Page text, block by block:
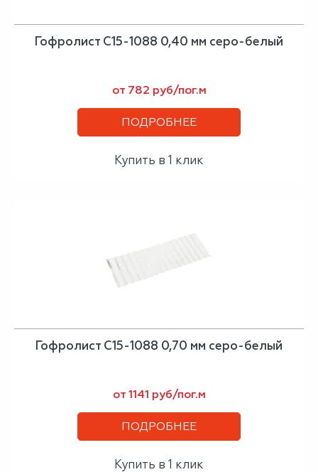
Гофролист С15-1088 0,40 мм серо-белый
от 782 руб/пог.м
ПОДРОБНЕЕ
Купить в 1 клик
Гофролист С15-1088 0,70 мм серо-белый
от 1141 руб/пог.м
ПОДРОБНЕЕ
Купить в 1 клик